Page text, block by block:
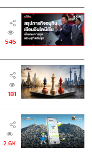
546
181
2.6K